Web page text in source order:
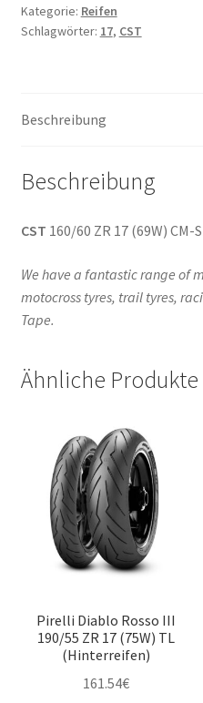
CM-
S1
Menge
Kategorie: Reifen
Schlagwörter: 17, CST
Beschreibung
Beschreibung
CST 160/60 ZR 17 (69W) CM-
We have a fantastic range of
motocross tyres, trail tyres,
Tape.
Ähnliche Produkte
Pirelli Diablo Rosso III
190/55 ZR 17 (75W) TL
(Hinterreifen)
161.54€